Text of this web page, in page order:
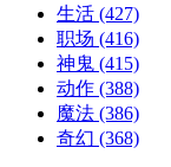
生活 (427)
职场 (416)
神鬼 (415)
动作 (388)
魔法 (386)
奇幻 (368)